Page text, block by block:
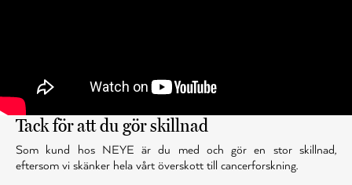
Tack för att du gör skillnad
Som kund hos NEYE är du med och gör en stor skillnad,
eftersom vi skänker hela vårt överskott till cancerforskning.